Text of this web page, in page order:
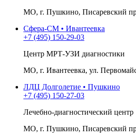
МО, г. Пушкино, Писаревский
Сфера-СМ • Ивантеевка
+7 (495) 150-29-03
Центр МРТ-УЗИ диагностики
МО, г. Ивантеевка, ул.
ЛДЦ Долголетие • Пушкино
+7 (495) 150-27-03
Лечебно-диагностический центр
МО, г. Пушкино, Писаревский